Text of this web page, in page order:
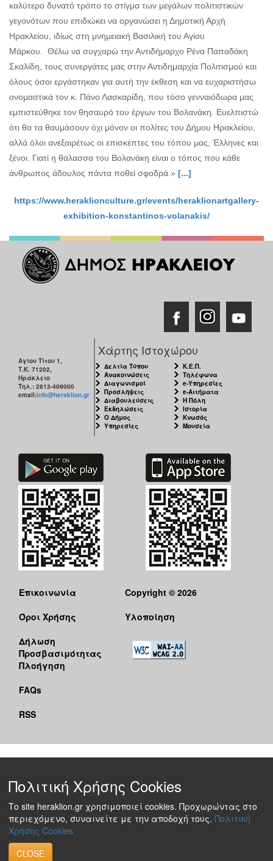
καλύτερο δυνατό τρόπο το στίγμα των μεγάλων πολιτιστικών
γεγονότων που επιδιώκει να οργανώσει η Δημοτική Αρχή
Ηρακλείου, ιδίως στη μνημειακή Βασιλική του Αγίου
Μάρκου. Θέλω να συγχαρώ την Αντιδήμαρχο Ρένα Παπαδάκη
Σκαλίδη, τους συνεργάτες μας στην Αντιδημαρχία Πολιτισμού και
όλους όσοι εργάστηκαν για αυτή την έκθεση και να ευχαριστήσω
ονομαστικά τον κ. Πάνο Λασκαρίδη, που τόσο γενναιόδωρα μας
εμπιστεύθηκε τον θησαυρό του έργων του Βολανάκη. Ευελπιστώ
ότι θα τα θαυμάσουν όχι μόνον οι πολίτες του Δήμου Ηρακλείου,
αλλά όλοι ανεξαιρέτως οι επισκέπτες του τόπου μας, Έλληνες και
ξένοι. Γιατί η θάλασσα του Βολανάκη είναι ο τόπος που κάθε
άνθρωπος άδουλος πάντα ποθεί σφοδρά.» [...]
https://www.heraklionculture.gr/events/heraklionartgallery-
exhibition-konstantinos-volanakis/
Αγίου Τίτου 1,
Τ.Κ. 71202,
Ηράκλειο
Τηλ.: 2813-409000
email:info@heraklion.gr
Χάρτης Ιστοχώρου
Δελτία Τύπου
Ανακοινώσεις
Διαγωνισμοί
Προσλήψεις
Διαβουλεύσεις
Εκδηλώσεις
Ο Δήμος
Υπηρεσίες
Κ.Ε.Π.
Τηλέφωνα
e-Υπηρεσίες
e-Αιτήματα
Η Πόλη
Ιστορία
Κνωσός
Μουσεία
Επικοινωνία
Όροι Χρήσης
Δήλωση
Προσβασιμότητας
Πλοήγηση
FAQs
RSS
Copyright © 2026
Υλοποίηση
Πολιτική Χρήσης Cookies
Το site heraklion.gr χρησιμοποιεί cookies. Προχωρώντας στο
περιεχόμενο, συναινείτε με την αποδοχή τους. Πολιτική
Χρήσης Cookies
CLOSE